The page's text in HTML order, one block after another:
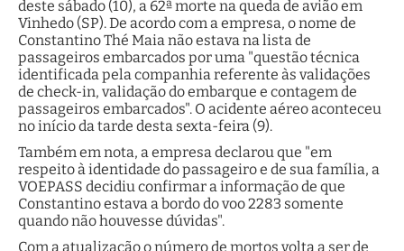
deste sábado (10), a 62ª morte na queda de avião em
Vinhedo (SP). De acordo com a empresa, o nome de
Constantino Thé Maia não estava na lista de
passageiros embarcados por uma "questão técnica
identificada pela companhia referente às validações
de check-in, validação do embarque e contagem de
passageiros embarcados". O acidente aéreo aconteceu
no início da tarde desta sexta-feira (9).
Também em nota, a empresa declarou que "em
respeito à identidade do passageiro e de sua família, a
VOEPASS decidiu confirmar a informação de que
Constantino estava a bordo do voo 2283 somente
quando não houvesse dúvidas".
Com a atualização o número de mortos volta a ser de